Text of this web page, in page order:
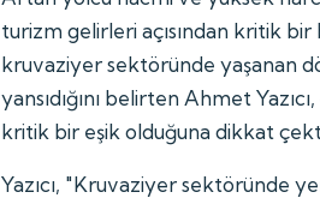
turizm gelirleri açısından kritik
kruvaziyer sektöründe yaşanan
yansıdığını belirten Ahmet
kritik bir eşik olduğuna dikkat
Yazıcı, "Kruvaziyer sektöründe